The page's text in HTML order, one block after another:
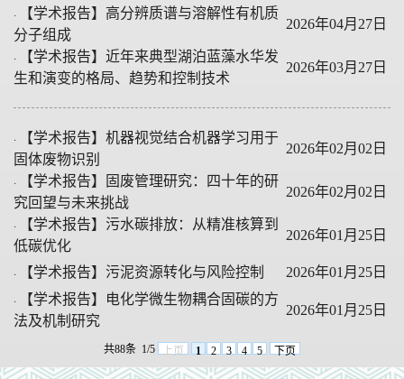
·
【学术报告】高分辨质谱与溶解性有机质
分子组成
2026年04月27日
·
【学术报告】近年来典型湖泊蓝藻水华发
生和演变的格局、趋势和控制技术
2026年03月27日
·
【学术报告】机器视觉结合机器学习用于
固体废物识别
2026年02月02日
·
【学术报告】固废管理研究：四十年的研
究回望与未来挑战
2026年02月02日
·
【学术报告】污水碳排放：从精准核算到
低碳优化
2026年01月25日
· 【学术报告】污泥资源转化与风险控制
2026年01月25日
·
【学术报告】电化学微生物耦合固碳的方
法及机制研究
2026年01月25日
共88条 1/5 上页 1 2 3 4 5 下页